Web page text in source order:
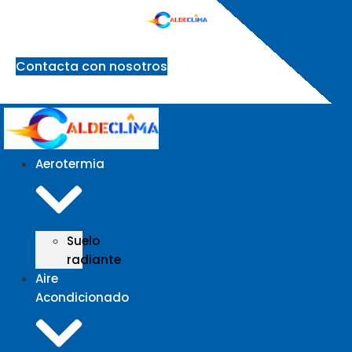
Contacta con nosotros
Aerotermia
Suelo
radiante
Aire
Acondicionado